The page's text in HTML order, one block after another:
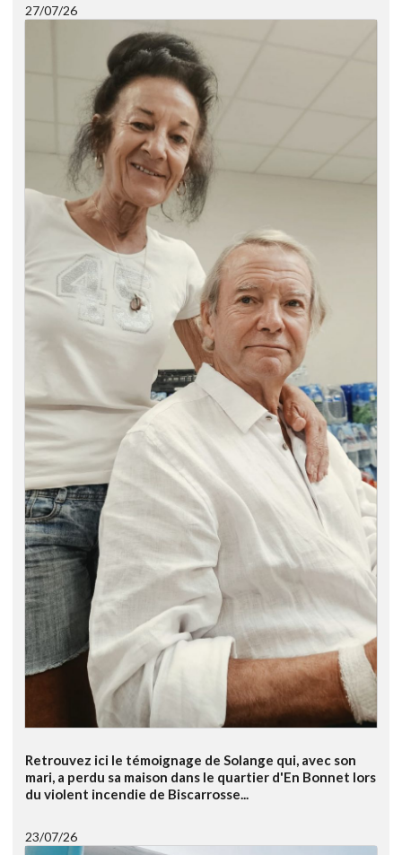
27/07/26
Retrouvez ici le témoignage de Solange qui, avec son
mari, a perdu sa maison dans le quartier d'En Bonnet lors
du violent incendie de Biscarrosse...
23/07/26